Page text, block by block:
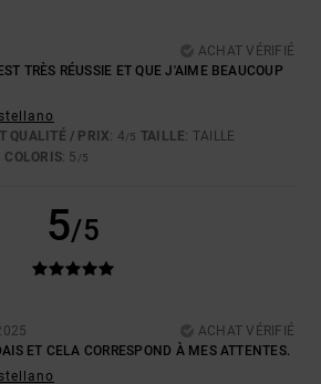
ACHAT VÉRIFIÉ
TRÈS RÉUSSIE ET QUE J'AIME BEAUCOUP
QUALITÉ / PRIX: 4/5 TAILLE: TAILLE
COLORIS: 5 /5
5/5
ACHAT VÉRIFIÉ
ET CELA CORRESPOND À MES ATTENTES.